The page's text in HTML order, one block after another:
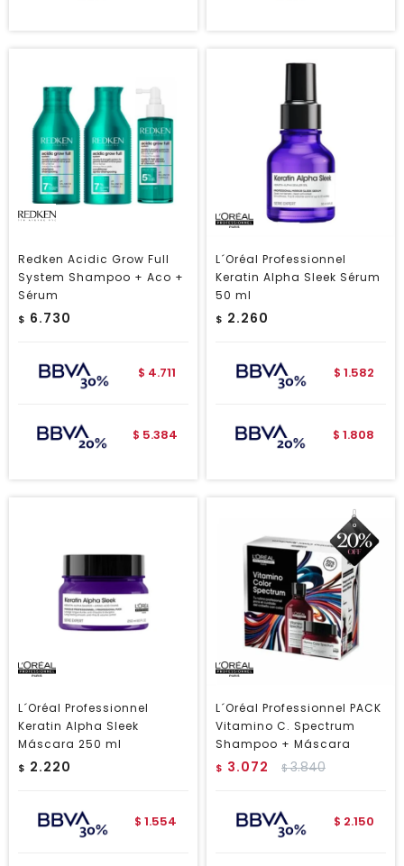
Redken Acidic Grow Full
System Shampoo + Aco +
Sérum
$ 6.730
$ 4.711
$ 5.384
L´Oréal Professionnel
Keratin Alpha Sleek Sérum
50 ml
$ 2.260
$ 1.582
$ 1.808
L´Oréal Professionnel
Keratin Alpha Sleek
Máscara 250 ml
$ 2.220
$ 1.554
L´Oréal Professionnel PACK
Vitamino C. Spectrum
Shampoo + Máscara
$ 3.072 $3.840
$ 2.150